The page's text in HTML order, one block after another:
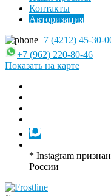
Контакты
Авторизация
+7 (4212) 45-30-
+7 (962) 220-80-46
Показать на карте
* Instagram
России